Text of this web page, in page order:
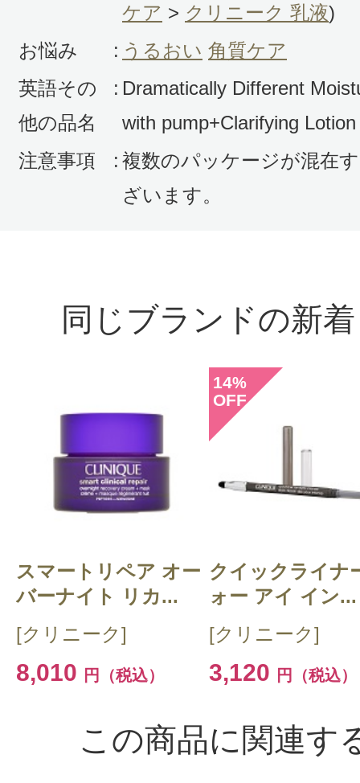
ケア > クリニーク 乳液)
お悩み
: うるおい 角質ケア
英語その
他の品名
: Dramatically Different
with pump+Clarifying
注意事項
: 複数のパッケージが混在
ざいます。
同じブランドの新
スマートリペア オー
バーナイト リカ...
[クリニーク]
8,010 円（税込）
14%
OFF
クイックライナ
ォー アイ イン...
[クリニーク]
3,120 円（税込）
この商品に関連す